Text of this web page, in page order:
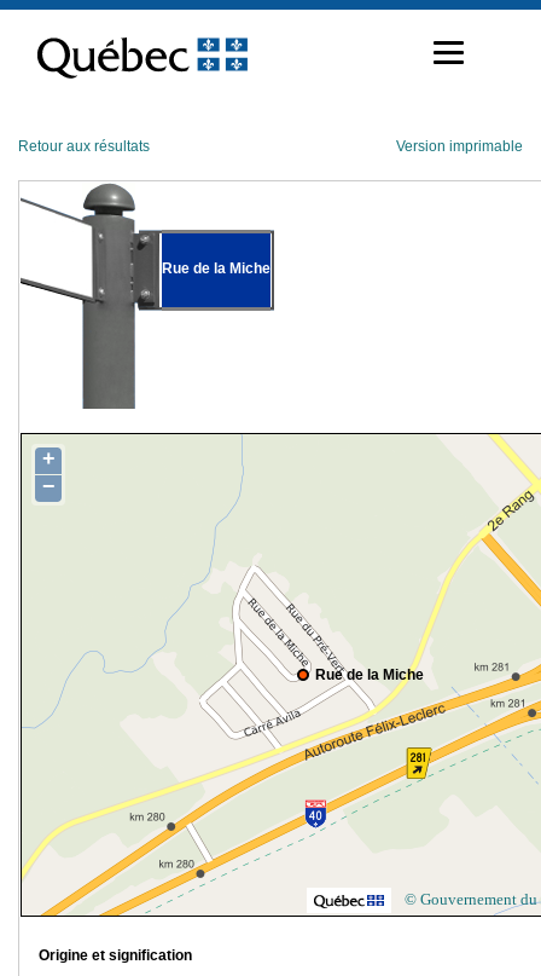
contenu
Retour aux résultats Version imprimable
Rue de la Miche
Rue de la Miche
+
−
© Gouvernement du
Origine et signification